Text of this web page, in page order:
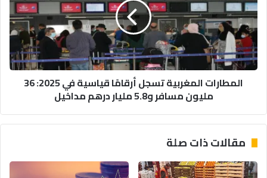
أرقامًا
قياسية
في
2025:
36
مليون
مسافر
المطارات المغربية تسجل أرقامًا قياسية في 2025: 36
مليون مسافر و5.8 مليار درهم مداخيل
مقالات ذات صلة